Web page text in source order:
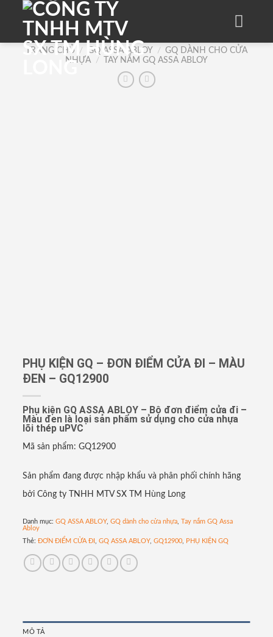
content
TRANG CHỦ / GQ ASSA ABLOY / GQ DÀNH CHO CỬA
NHỰA
/ TAY NẮM GQ ASSA ABLOY
PHỤ KIỆN GQ – ĐƠN ĐIỂM CỬA ĐI – MÀU
ĐEN – GQ12900
Phụ kiện GQ ASSA ABLOY – Bộ đơn điểm cửa đi –
Màu đen là loại sản phẩm sử dụng cho cửa nhựa
lõi thép uPVC
Mã sản phẩm: GQ12900
Sản phẩm đang được nhập khẩu và phân phối chính hãng
bởi Công ty TNHH MTV SX TM Hùng Long
Danh mục:GQ ASSA ABLOY,GQ dành cho cửa nhựa ,Tay nắm GQ Assa
Abloy
Thẻ:ĐƠN ĐIỂM CỬA ĐI ,GQ ASSA ABLOY,GQ12900 PHỤ KIỆN GQ
MÔ TẢ